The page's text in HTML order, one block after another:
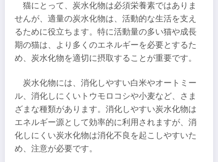
猫にとって、炭水化物は必須栄養素ではありま
せんが、適量の炭水化物は、活動的な生活を支え
るために役立ちます。特に活動量の多い猫や成長
期の猫は、より多くのエネルギーを必要とするた
め、炭水化物を適切に摂取することが重要です。
炭水化物には、消化しやすい白米やオートミー
ル、消化しにくいトウモロコシや小麦など、さま
ざまな種類があります。消化しやすい炭水化物は
エネルギー源として効率的に利用されますが、消
化しにくい炭水化物は消化不良を起こしやすいた
め、注意が必要です。